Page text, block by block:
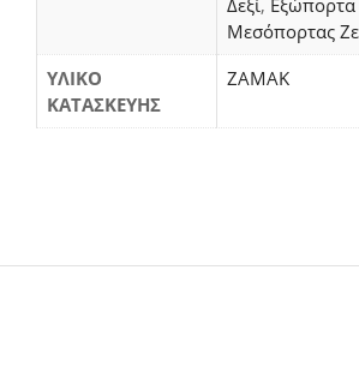
Μεσόπορτας
ΥΛΙΚΟ
ΚΑΤΑΣΚΕΥΗΣ
ΖΑΜΑΚ